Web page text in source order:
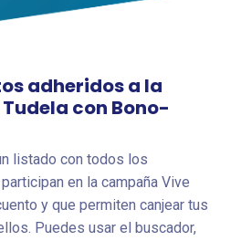
adheridos a la
con Bono-
listado con todos los
en la campaña Vive
y que permiten canjear tus
Puedes usar el buscador,